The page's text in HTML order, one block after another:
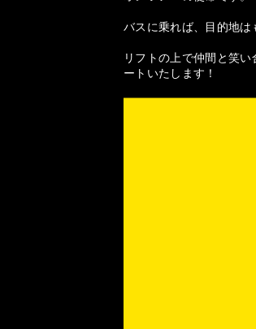
バスに乗れば、目的地は
リフトの上で仲間と笑
ートいたします！